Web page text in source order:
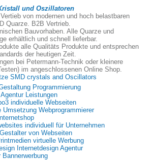
und Oszillatoren
von modernen und hoch belastbaren
Quarze. B2B Vertrieb.
Bauvorhaben. Alle Quarze und
erhältlich und schnell lieferbar.
alle Qualitäts Produkte und entsprechen
der heutigen Zeit.
bei Petermann-Technik oder kleinere
im angeschlossenen Online Shop.
SMD crystals and Oscillators
Programmierung
Leistungen
individuelle Webseiten
Webprogrammierer
individuell für Unternehmen
von Webseiten
virtuelle Werbung
Internetdesign Agentur
Bannerwerbung